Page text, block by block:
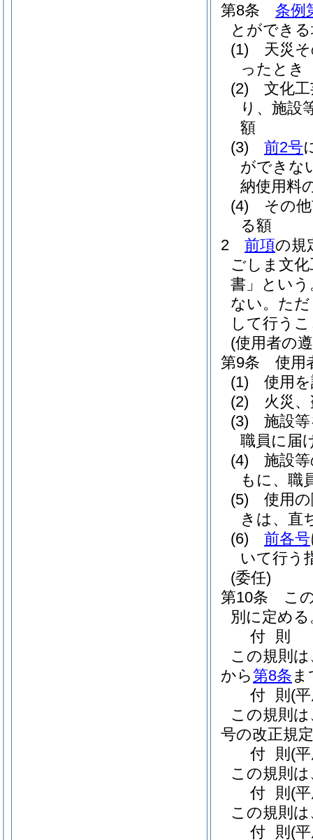
第8条
条例
とができ
(1)
天災
ったとき
(2)
文化
り、施設
額
(3)
前2号
ができな
納使用料
(4)
その
る額
2
前項の規
ごしま文
書」という
ない。 た
して行う
(使用者の
第9条
使用
(1)
使用
(2)
火災
(3)
施設
職員に届
(4)
施設
もに、職
(5)
使用
きは、直
(6)
前各号
いて行う
(委任)
第10条
こ
別に定める
付 則
この規則
から第8条
付 則 (
この規則
号の改正規
付 則 (
この規則
付 則 (
この規則
付 則 (